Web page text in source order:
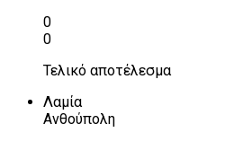
0
0
Τελικό αποτέλεσμα
Λαμία
Ανθούπολη